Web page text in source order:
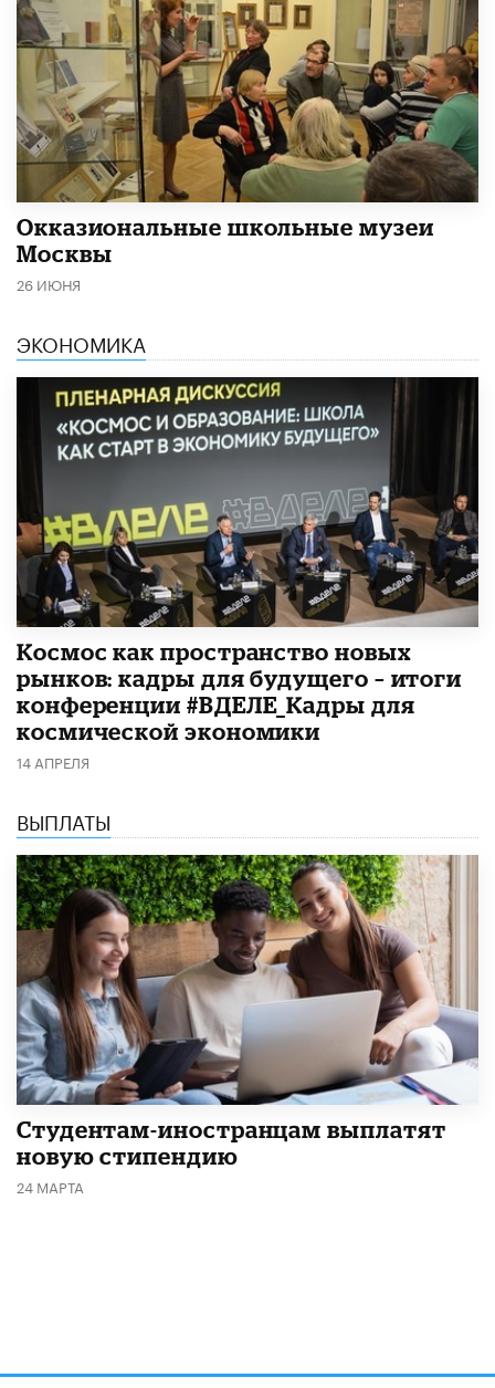
​Окказиональные школьные музеи
Москвы
26 ИЮНЯ
ЭКОНОМИКА
Космос как пространство новых
рынков: кадры для будущего – итоги
конференции #ВДЕЛЕ_Кадры для
космической экономики
14 АПРЕЛЯ
ВЫПЛАТЫ
Студентам-иностранцам выплатят
новую стипендию
24 МАРТА